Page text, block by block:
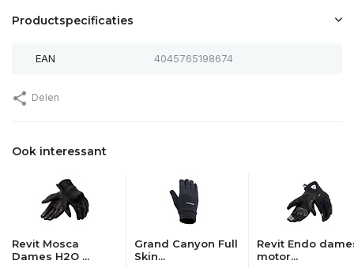
Productspecificaties
EAN 4045765198674
Delen
Ook interessant
Revit Mosca
Dames H2O ...
Grand Canyon Full
Skin...
Revit Endo
motor...